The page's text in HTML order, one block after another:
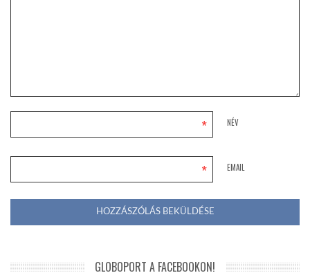
NÉV
*
EMAIL
*
GLOBOPORT A FACEBOOKON!